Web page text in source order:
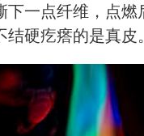
下一点纤维，点
结硬疙瘩的是真皮